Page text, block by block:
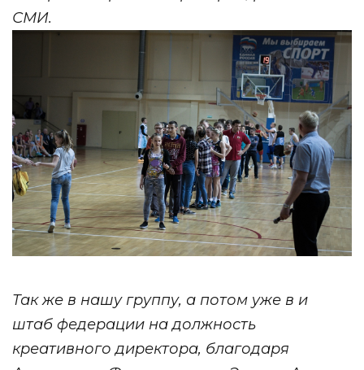
СМИ.
Так же в нашу группу, а потом уже в и
штаб федерации на должность
креативного директора, благодаря